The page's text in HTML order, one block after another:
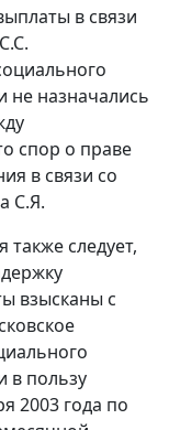
в связи
не назначались
спор о праве
в связи со
С.Я.
следует,
взысканы с
в пользу
2003 года по